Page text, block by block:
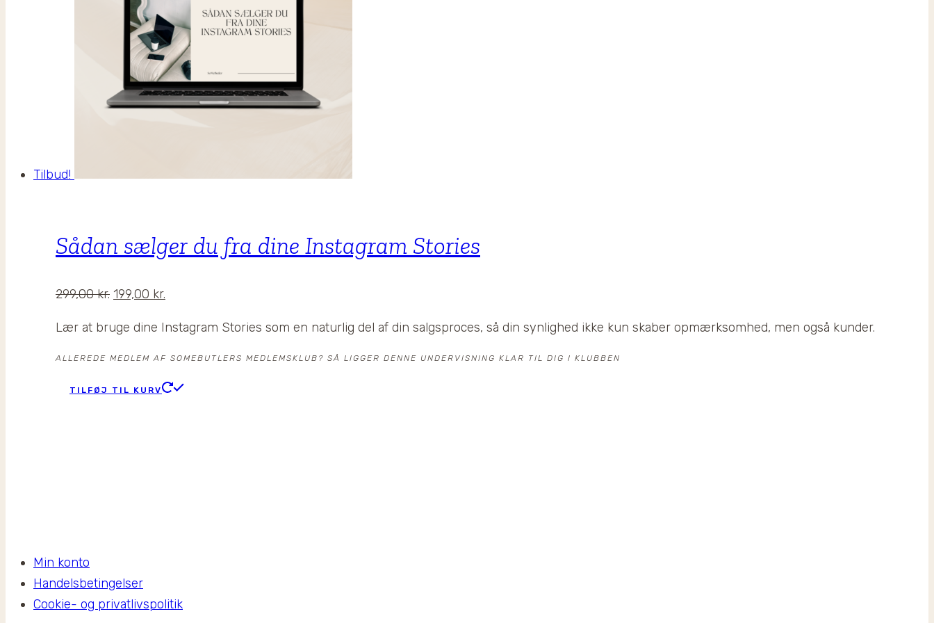
Tilbud!
Sådan sælger du fra dine Instagram Stories
299,00kr. Den
pris
var:
199,00 kr.
pris
er:
Lær at bruge dine Instagram Stories som en naturlig del af din salgsproces, så din synlighed ikke kun skaber opmærksomhed, men også kunder.
ALLEREDE MEDLEM AF SOMEBUTLERS MEDLEMSKLUB? SÅ LIGGER DENNE UNDERVISNING KLAR TIL DIG I KLUBBEN
TILFØJ TIL KURV
Min konto
Handelsbetingelser
Cookie- og privatlivspolitik